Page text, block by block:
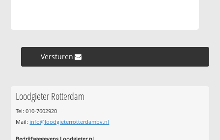
Versturen »
Loodgieter Rotterdam
Tel: 010-7602920
Mail: info@loodgieterrotterdambv.nl